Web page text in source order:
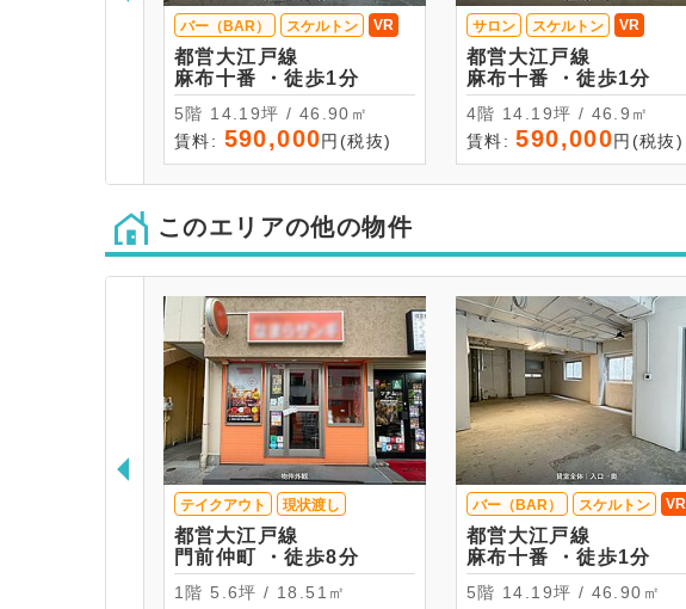
バー（BAR） スケルトン VR
都営大江戸線
麻布十番 ・徒歩1分
5階 14.19坪 / 46.90㎡
賃料: 590,000円(税抜)
サロン スケルトン VR
都営大江戸線
麻布十番 ・徒歩1分
4階 14.19坪 / 46.9㎡
賃料:590,000円(税抜)
このエリアの他の物件
テイクアウト 現状渡し
都営大江戸線
門前仲町 ・徒歩8分
1階 5.6坪 / 18.51㎡
バー（BAR） スケルトン VR
都営大江戸線
麻布十番 ・徒歩1分
5階 14.19坪 / 46.90㎡